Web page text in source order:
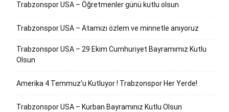
Trabzonspor USA – Öğretmenler günü kutlu olsun
Trabzonspor USA – Atamızı özlem ve minnetle anıyoruz
Trabzonspor USA – 29 Ekim Cumhuriyet Bayramımız Kutlu
Olsun
Amerika 4 Temmuz’u Kutluyor ! Trabzonspor Her Yerde!
Trabzonspor USA – Kurban Bayramınız Kutlu Olsun